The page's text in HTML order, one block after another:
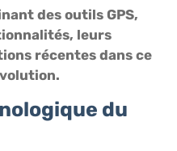
des outils GPS,
leurs
récentes dans ce
du